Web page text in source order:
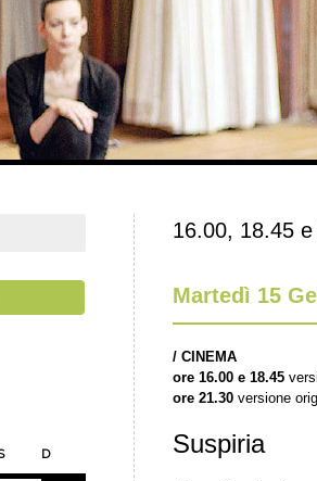
16.00, 18.45
Martedì 15
/ CINEMA
ore 16.00 e 18.45
ore 21.30 versione
Suspiria
D